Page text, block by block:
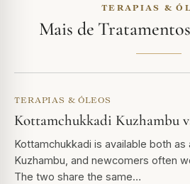
TERAPIAS &
Mais de
TERAPIAS & ÓLEOS
Kottamchukkadi Kuzhambu
Kottamchukkadi is available both as
Kuzhambu, and newcomers often
The two share the same…